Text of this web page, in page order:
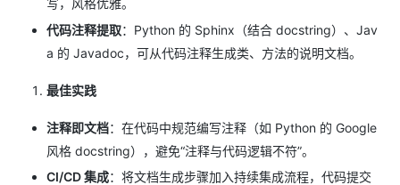
写，风格优雅。
代码注释提取：Python 的 Sphinx（结合 docstring）、Jav
a 的 Javadoc，可从代码注释生成类、方法的说明文档。
最佳实践
注释即文档：在代码中规范编写注释（如 Python 的 Google
风格 docstring），避免“注释与代码逻辑不符”。
CI/CD 集成：将文档生成步骤加入持续集成流程，代码提交